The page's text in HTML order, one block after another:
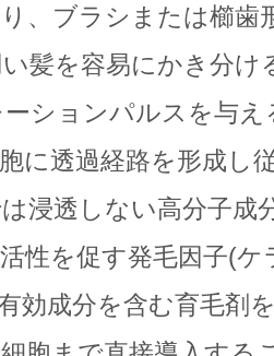
、ブラシまたは櫛
髪を容易にかき分
ションパルスを与
に透過経路を形成し
浸透しない高分子成
性を促す発毛因子(
効成分を含む育毛剤